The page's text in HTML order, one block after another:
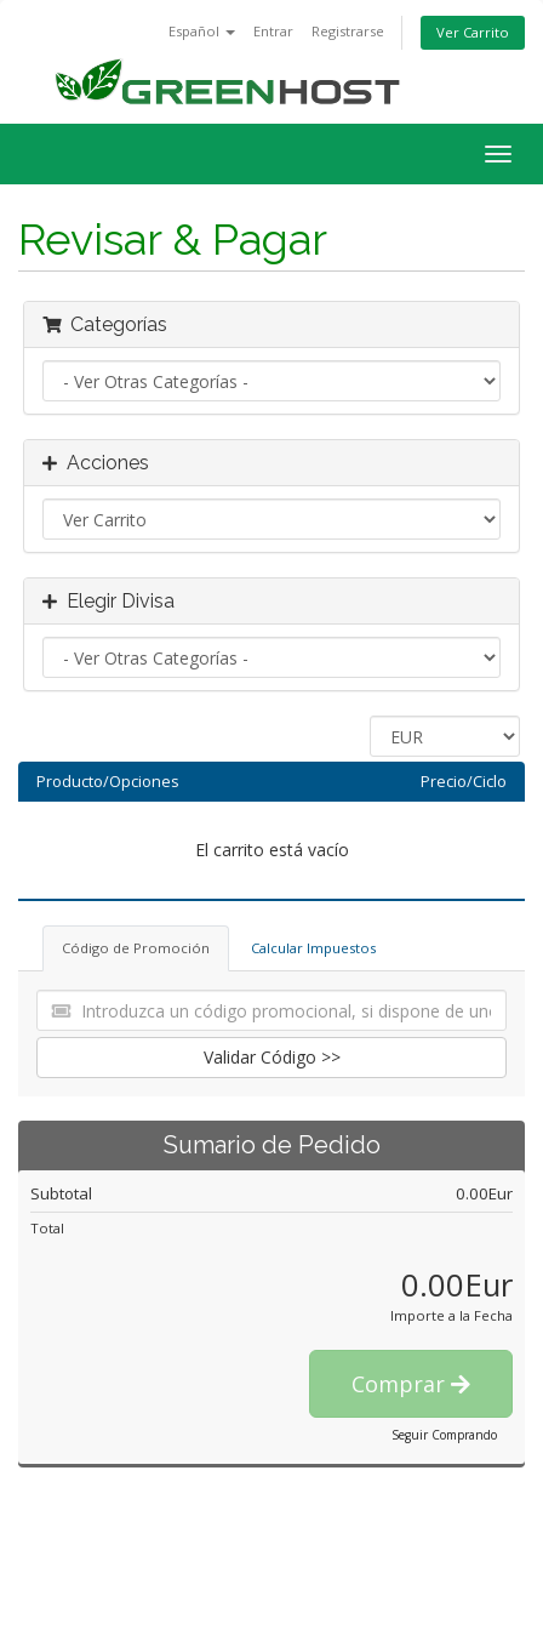
Español Entrar Registrarse Ver Carrito
Revisar & Pagar
Categorías
Acciones
Elegir Divisa
Producto/Opciones Precio/Ciclo
El carrito está vacío
Código de Promoción Calcular Impuestos
Validar Código >>
Sumario de Pedido
Subtotal 0.00Eur
Total
0.00Eur
Importe a la Fecha
Comprar
Seguir Comprando